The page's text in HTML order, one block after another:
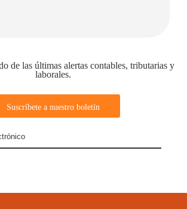
de las últimas alertas contables, tributarias y
laborales.